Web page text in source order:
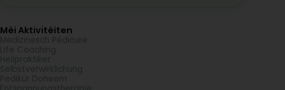
Méi Aktivitéiten